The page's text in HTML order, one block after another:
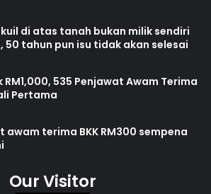
di atas tanah bukan milik sendiri
tahun pun isu tidak akan selesai
RM1,000, 535 Penjawat Awam Terima
Pertama
terima BKK RM300 sempena
Our Visitor